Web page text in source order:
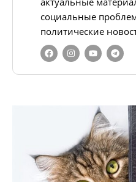
социальные
политические